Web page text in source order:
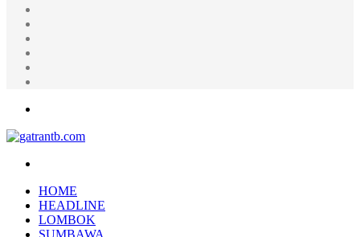
HOME
HEADLINE
LOMBOK
SUMBAWA